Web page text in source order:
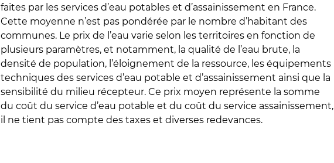
faites par les services d’eau potables et d’assainissement en France.
Cette moyenne n’est pas pondérée par le nombre d’habitant des
communes. Le prix de l’eau varie selon les territoires en fonction de
plusieurs paramètres, et notamment, la qualité de l’eau brute, la
densité de population, l’éloignement de la ressource, les équipements
techniques des services d’eau potable et d’assainissement ainsi que la
sensibilité du milieu récepteur. Ce prix moyen représente la somme
du coût du service d’eau potable et du coût du service assainissement,
il ne tient pas compte des taxes et diverses redevances.